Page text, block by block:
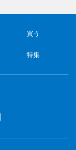
買う
特集